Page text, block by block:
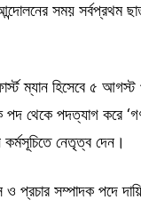
সময় সর্বপ্রথম
ম্যান হিসেবে ৫ আগস্ট
পদ থেকে পদত্যাগ করে
কর্মসূচিতে নেতৃত্ব দেন।
ও প্রচার সম্পাদক পদে